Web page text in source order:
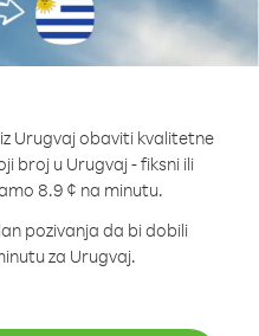
Urugvaj obaviti kvalitetne
broj u Urugvaj - fiksni ili
8.9 ¢ na minutu.
pozivanja da bi dobili
za Urugvaj.